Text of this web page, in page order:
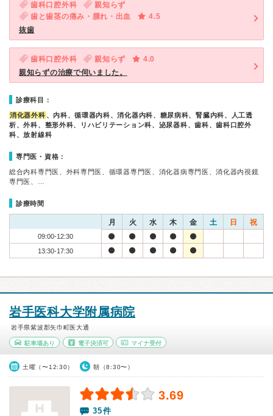
歯科口腔外科
親知らず
歯と歯茎の痛み・腫れ・出血
4.5
抜歯
歯科口腔外科 親知らず
4.0
親知らずの治療で伺いました。
診療科目：
消化器外科 、内科、循環器内科、消化器内科、糖尿病科、腎臓内科、人工透
析、外科、整形外科、リハビリテーション科、泌尿器科、歯科、歯科口腔外
科、放射線科
専門医・資格：
総合内科専門医、外科専門医、循環器専門医、消化器病専門医、消化器内視鏡
専門医、…
診療時間
月 火 水 木 金 土 日 祝
09:00-12:30
13:30-17:30
岩手医科大学附属病院
岩手県紫波郡矢巾町医大通
駐車場あり 電子決済可 マイナ受付
土曜（〜12:30） 朝（8:30〜）
3.69
35件